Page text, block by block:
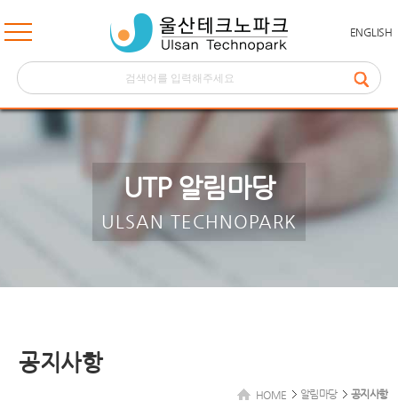
ENGLISH
UTP 알림마당
ULSAN TECHNOPARK
공지사항
HOME 알림마당 공지사항